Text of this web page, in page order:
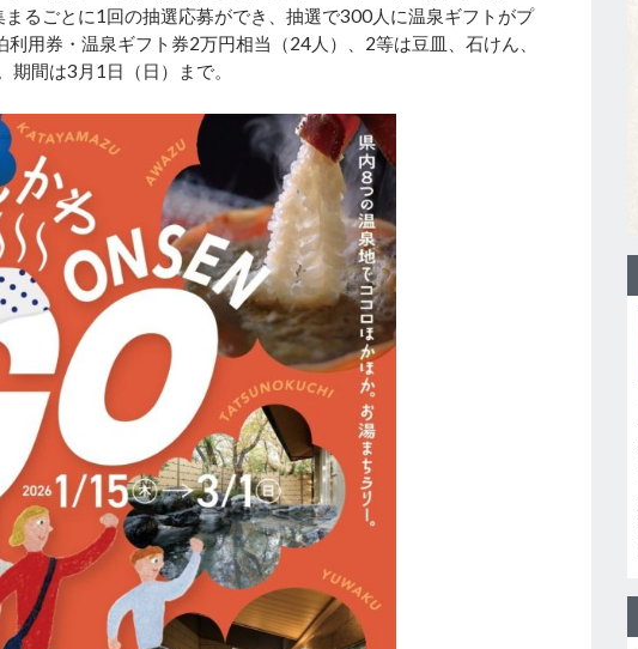
るごとに1回の抽選応募ができ、抽選で300人に温泉ギフトがプ
用券・温泉ギフト券2万円相当（24人）、2等は豆皿、石けん、
間は3月1日（日）まで。